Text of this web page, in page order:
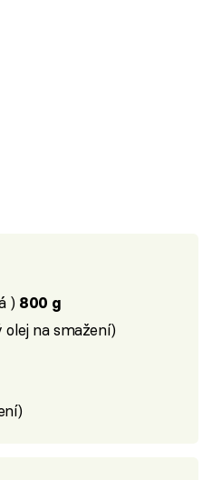
) 800 g
na smažení)